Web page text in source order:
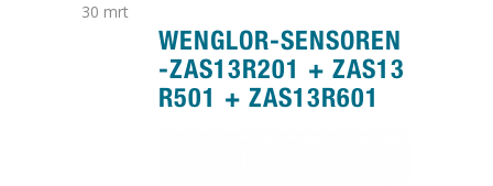
30 mrt
WENGLOR-SENSOREN
-ZAS13R201 + ZAS13
R501 + ZAS13R601